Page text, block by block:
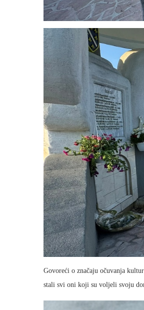
Govoreći o značaju očuvanja
stali svi oni koji su voljeli svoju